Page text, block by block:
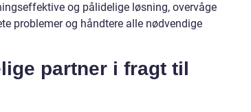
og pålidelige løsning, overvåge
problemer og håndtere alle nødvendige
partner i fragt til